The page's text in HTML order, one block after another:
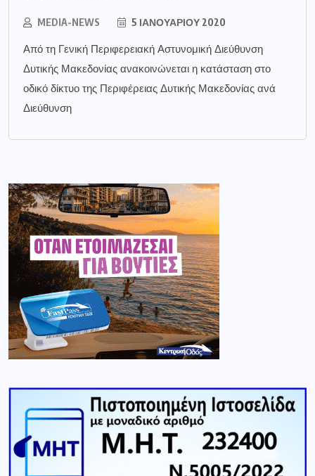
MEDIA-NEWS 5 ΙΑΝΟΥΑΡΊΟΥ 2020
Από τη Γενική Περιφερειακή Αστυνομική Διεύθυνση
Δυτικής Μακεδονίας ανακοινώνεται η κατάσταση στο
οδικό δίκτυο της Περιφέρειας Δυτικής Μακεδονίας ανά
Διεύθυνση